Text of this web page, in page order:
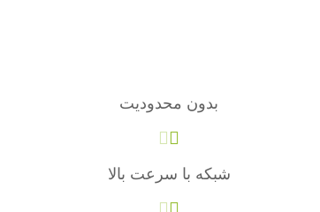
بدون محدودیت
شبکه با سرعت بالا